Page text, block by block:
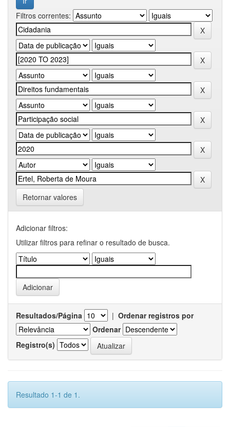
Filtros correntes:
Retornar valores
Adicionar filtros:
Utilizar filtros para refinar o resultado de busca.
Resultados/Página | Ordenar registros por
Ordenar
Registro(s)
Resultado 1-1 de 1.